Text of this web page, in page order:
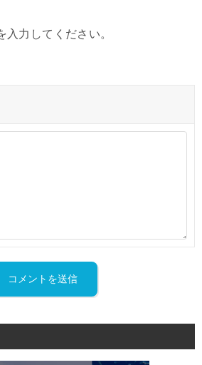
入力してください。